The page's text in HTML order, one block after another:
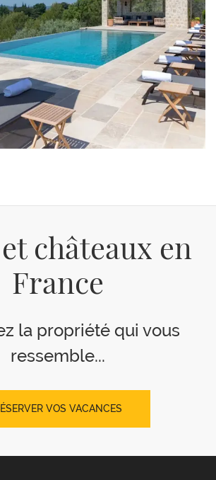
châteaux en
France
la propriété qui vous
ressemble...
VOS VACANCES